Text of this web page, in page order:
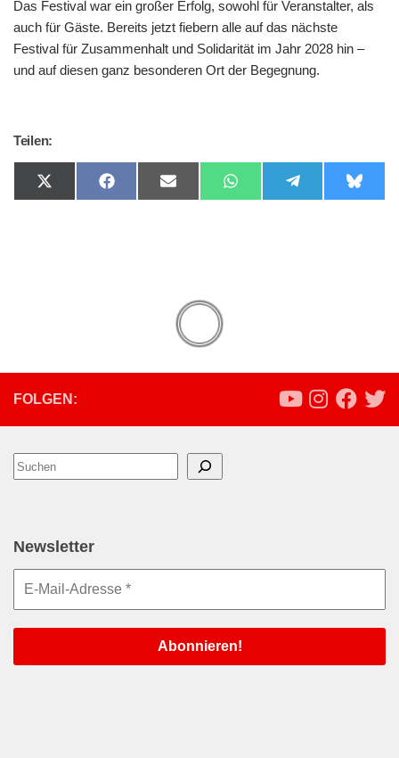
Das Festival war ein großer Erfolg, sowohl für Veranstalter, als
auch für Gäste. Bereits jetzt fiebern alle auf das nächste
Festival für Zusammenhalt und Solidarität im Jahr 2028 hin –
und auf diesen ganz besonderen Ort der Begegnung.
Teilen:
Share
on
Share
on
Share
on
Share
on
Share
on
Share
on
FOLGEN:
Suchen
Newsletter